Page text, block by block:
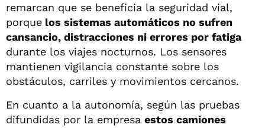
remarcan que se beneficia la seguridad vial,
porque los sistemas automáticos no sufren
cansancio, distracciones ni errores por fatiga
durante los viajes nocturnos. Los sensores
mantienen vigilancia constante sobre los
obstáculos, carriles y movimientos cercanos.
En cuanto a la autonomía, según las pruebas
difundidas por la empresa estos camiones